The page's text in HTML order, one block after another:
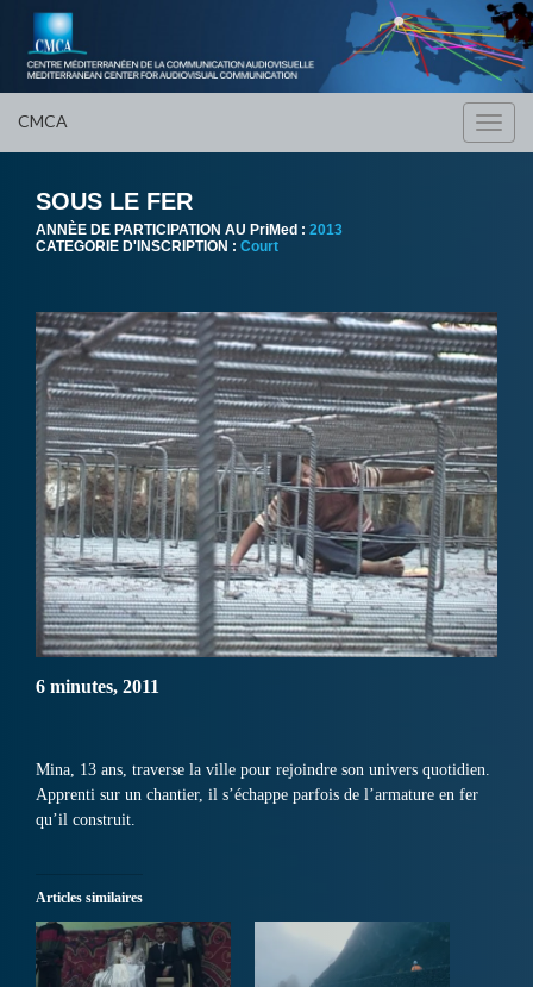
CMCA
SOUS LE FER
ANNÈE DE PARTICIPATION AU PriMed : 2013
CATEGORIE D'INSCRIPTION : Court
6 minutes, 2011
Mina, 13 ans, traverse la ville pour rejoindre son univers quotidien.
Apprenti sur un chantier, il s’échappe parfois de l’armature en fer
qu’il construit.
Articles similaires